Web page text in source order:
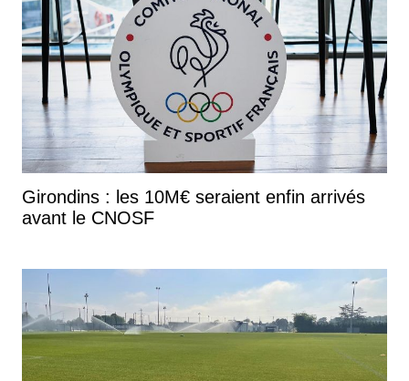
Girondins : les 10M€ seraient enfin arrivés
avant le CNOSF